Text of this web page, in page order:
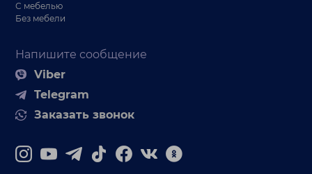
Напишите сообщение
Viber
Telegram
Заказать звонок
С мебелью
Без мебели